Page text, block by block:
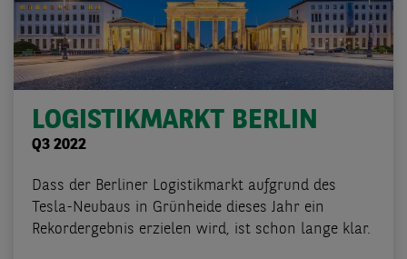
LOGISTIKMARKT BERLIN
Q3 2022
Dass der Berliner Logistikmarkt aufgrund des
Tesla-Neubaus in Grünheide dieses Jahr ein
Rekordergebnis erzielen wird, ist schon lange klar.